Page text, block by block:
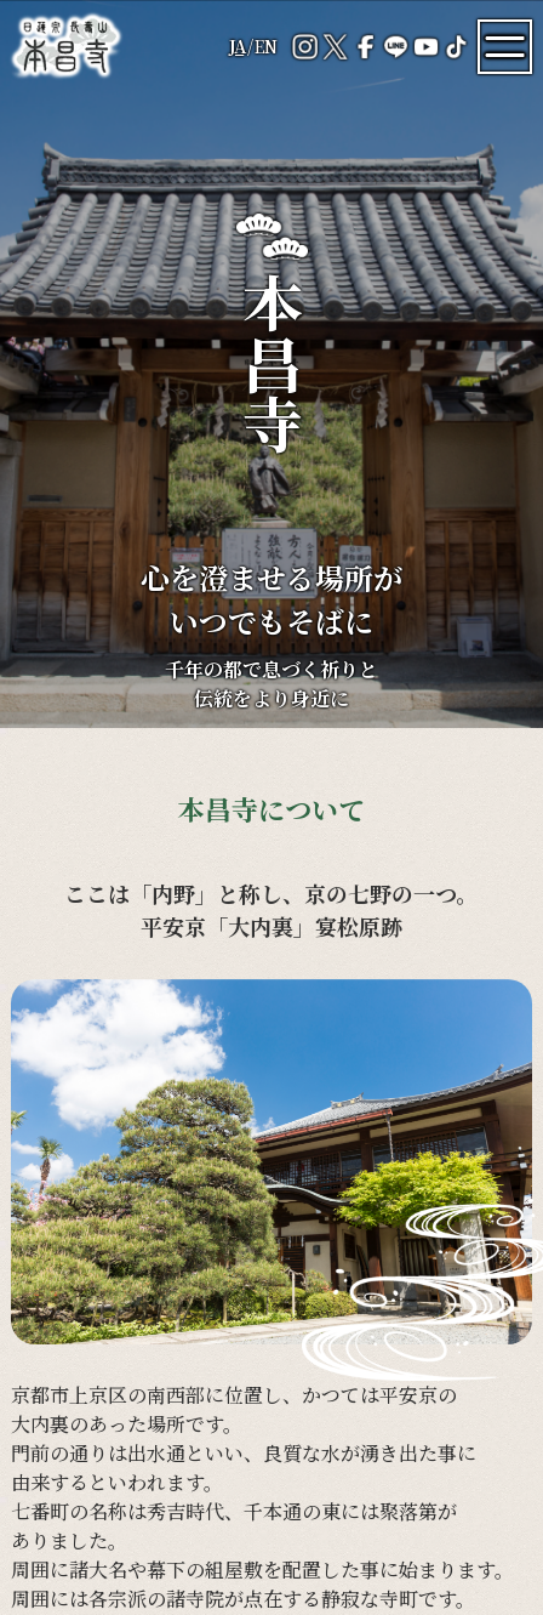
JA/EN
心を澄ませる場所が
いつでもそばに
千年の都で息づく祈りと
伝統をより身近に
本昌寺
本昌寺について
ここは「内野」と称し、京の七野の一つ。
平安京「大内裏」宴松原跡
京都市上京区の南西部に位置し、 かつては平安京の
大内裏のあった場所です。
門前の通りは出水通といい、 良質な水が湧き出た事に
由来するといわれます。
七番町の名称は秀吉時代、 千本通の東には聚落第が
ありました。
周囲に諸大名や幕下の組屋敷を配置した事に始まります。
周囲には各宗派の諸寺院が点在する静寂な寺町です。